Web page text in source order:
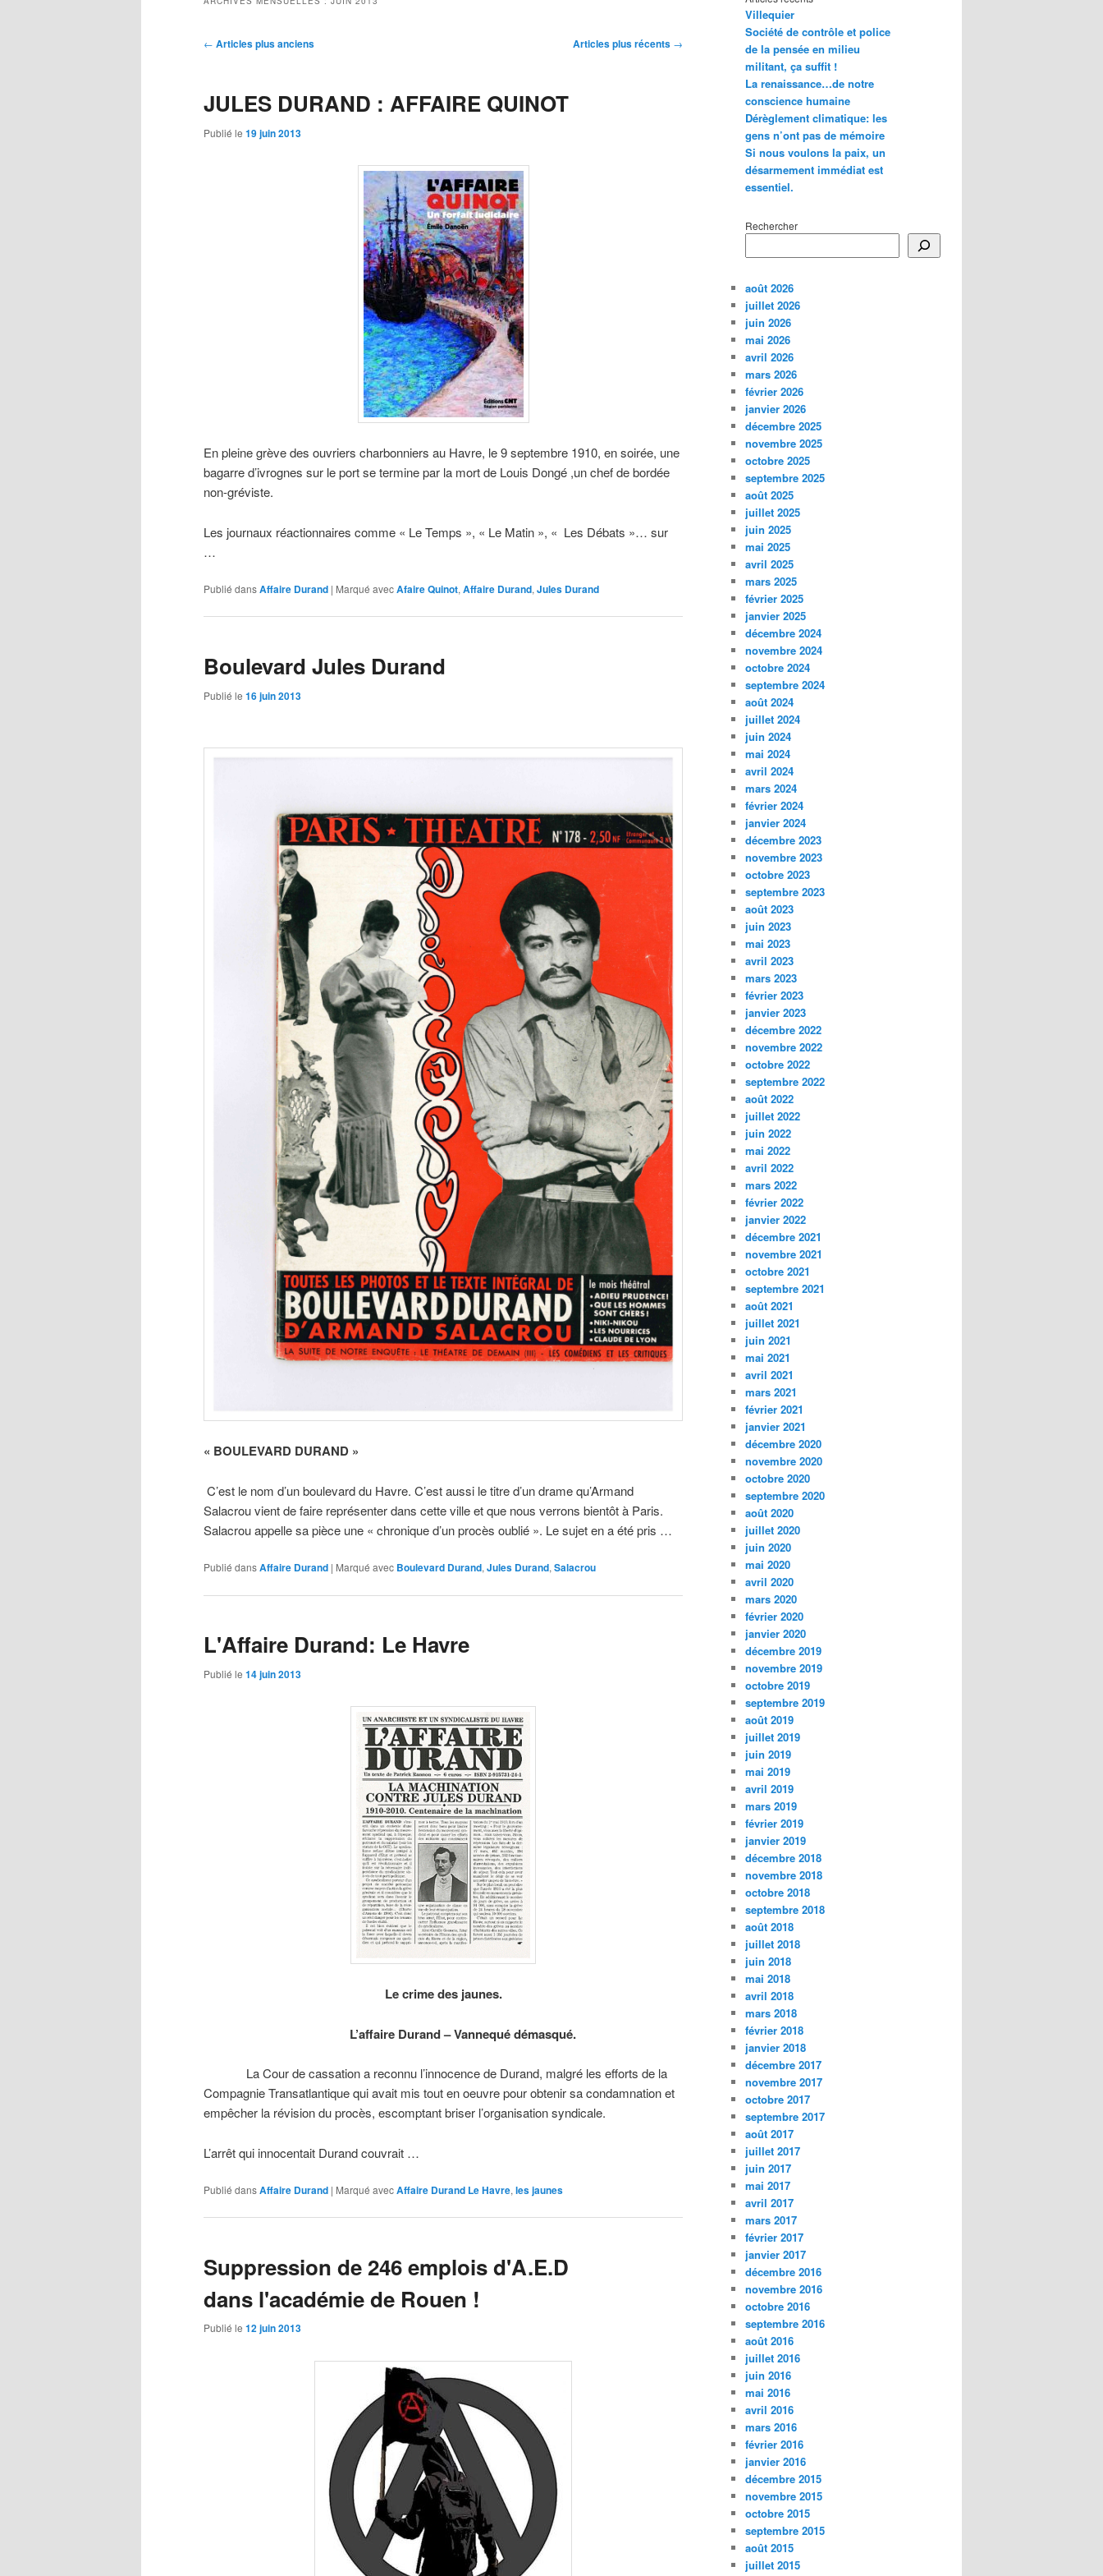
Navigation
← Articles plus anciens Articles plus récents →
JULES DURAND : AFFAIRE QUINOT
Publié le 19 juin 2013
En pleine grève des ouvriers charbonniers au Havre, le 9 septembre 1910, en soirée, une
bagarre d’ivrognes sur le port se termine par la mort de Louis Dongé ,un chef de bordée
non-gréviste.
Les journaux réactionnaires comme « Le Temps », « Le Matin », « Les Débats »… sur
…
Publié dansAffaire Durand | Marqué avecAfaire Quinot, Affaire Durand, Jules Durand
Boulevard Jules Durand
Publié le 16 juin 2013
« BOULEVARD DURAND »
C’est le nom d’un boulevard du Havre. C’est aussi le titre d’un drame qu’Armand
Salacrou vient de faire représenter dans cette ville et que nous verrons bientôt à Paris.
Salacrou appelle sa pièce une « chronique d’un procès oublié ». Le sujet en a été pris …
Publié dansAffaire Durand | Marqué avec Boulevard Durand, Jules Durand, Salacrou
L'Affaire Durand: Le Havre
Publié le 14 juin 2013
Le crime des jaunes.
L’affaire Durand – Vannequé démasqué.
La Cour de cassation a reconnu l’innocence de Durand, malgré les efforts de la
Compagnie Transatlantique qui avait mis tout en oeuvre pour obtenir sa condamnation et
empêcher la révision du procès, escomptant briser l’organisation syndicale.
L’arrêt qui innocentait Durand couvrait …
Publié dansAffaire Durand | Marqué avecAffaire Durand Le Havre, les jaunes
Suppression de 246 emplois d'A.E.D
dans l'académie de Rouen !
Publié le 12 juin 2013
Villequier
Société de contrôle et police
de la pensée en milieu
militant, ça suffit !
La renaissance…de notre
conscience humaine
Dérèglement climatique: les
gens n’ont pas de mémoire
Si nous voulons la paix, un
désarmement immédiat est
essentiel.
Rechercher
août 2026
juillet 2026
juin 2026
mai 2026
avril 2026
mars 2026
février 2026
janvier 2026
décembre 2025
novembre 2025
octobre 2025
septembre 2025
août 2025
juillet 2025
juin 2025
mai 2025
avril 2025
mars 2025
février 2025
janvier 2025
décembre 2024
novembre 2024
octobre 2024
septembre 2024
août 2024
juillet 2024
juin 2024
mai 2024
avril 2024
mars 2024
février 2024
janvier 2024
décembre 2023
novembre 2023
octobre 2023
septembre 2023
août 2023
juin 2023
mai 2023
avril 2023
mars 2023
février 2023
janvier 2023
décembre 2022
novembre 2022
octobre 2022
septembre 2022
août 2022
juillet 2022
juin 2022
mai 2022
avril 2022
mars 2022
février 2022
janvier 2022
décembre 2021
novembre 2021
octobre 2021
septembre 2021
août 2021
juillet 2021
juin 2021
mai 2021
avril 2021
mars 2021
février 2021
janvier 2021
décembre 2020
novembre 2020
octobre 2020
septembre 2020
août 2020
juillet 2020
juin 2020
mai 2020
avril 2020
mars 2020
février 2020
janvier 2020
décembre 2019
novembre 2019
octobre 2019
septembre 2019
août 2019
juillet 2019
juin 2019
mai 2019
avril 2019
mars 2019
février 2019
janvier 2019
décembre 2018
novembre 2018
octobre 2018
septembre 2018
août 2018
juillet 2018
juin 2018
mai 2018
avril 2018
mars 2018
février 2018
janvier 2018
décembre 2017
novembre 2017
octobre 2017
septembre 2017
août 2017
juillet 2017
juin 2017
mai 2017
avril 2017
mars 2017
février 2017
janvier 2017
décembre 2016
novembre 2016
octobre 2016
septembre 2016
août 2016
juillet 2016
juin 2016
mai 2016
avril 2016
mars 2016
février 2016
janvier 2016
décembre 2015
novembre 2015
octobre 2015
septembre 2015
août 2015
juillet 2015